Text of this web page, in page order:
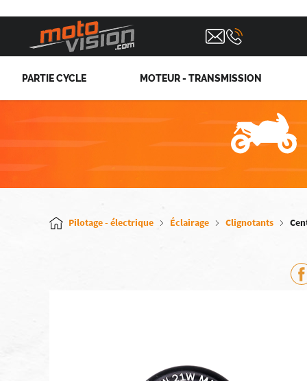
PARTIE CYCLE MOTEUR - TRANSMISSION
Pilotage - électrique Éclairage Clignotants